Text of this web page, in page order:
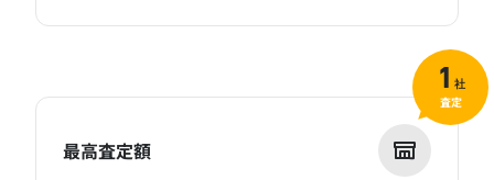
最高査定額
1 社
査定